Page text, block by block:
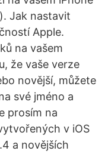
Jak nastavit
Apple.
na vašem
že vaše verze
novější, můžete
své jméno a
prosím na
v iOS
a novějších